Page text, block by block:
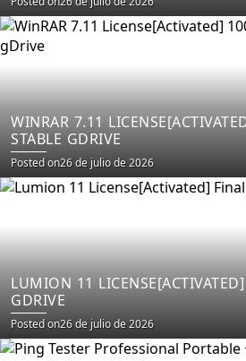
WINRAR 7.11
STABLE GDRIVE
Posted on26 de julio de 2026
LUMION 11
GDRIVE
Posted on26 de julio de 2026